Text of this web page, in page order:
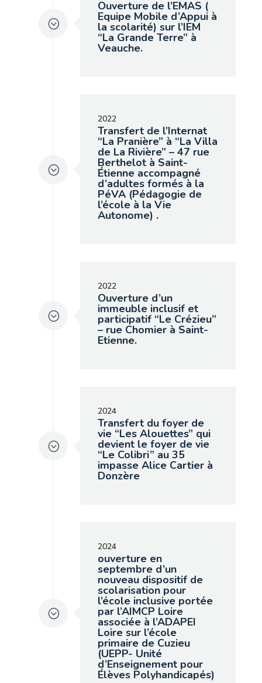
Ouverture de l’EMAS (
Equipe Mobile d’Appui à
la scolarité) sur l’IEM
“La Grande Terre” à
Veauche.
2022
Transfert de l’Internat
“La Pranière” à “La Villa
de La Rivière” – 47 rue
Berthelot à Saint-
Étienne accompagné
d’adultes formés à la
PéVA (Pédagogie de
l’école à la Vie
Autonome) .
2022
Ouverture d’un
immeuble inclusif et
participatif “Le Crézieu”
– rue Chomier à Saint-
Etienne.
2024
Transfert du foyer de
vie “Les Alouettes” qui
devient le foyer de vie
“Le Colibri” au 35
impasse Alice Cartier à
Donzère
2024
ouverture en
septembre d’un
nouveau dispositif de
scolarisation pour
l’école inclusive portée
par l’AIMCP Loire
associée à l’ADAPEI
Loire sur l’école
primaire de Cuzieu
(UEPP- Unité
d’Enseignement pour
Élèves Polyhandicapés)